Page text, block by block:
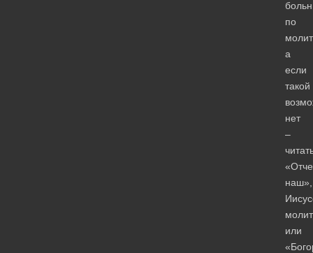
по
а
если
такой
нет
–
«Отче
наш»,
или